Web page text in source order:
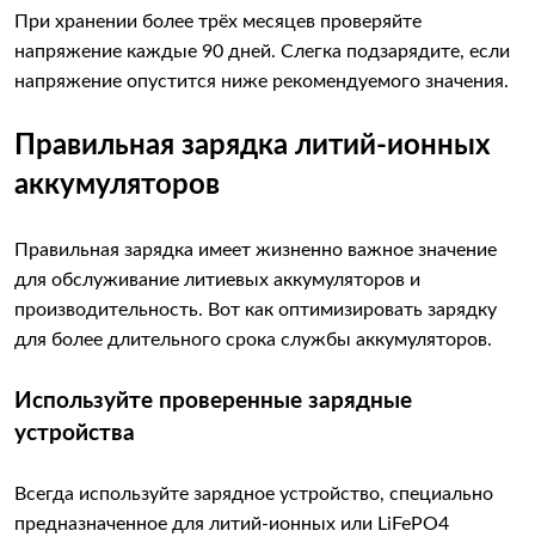
При хранении более трёх месяцев проверяйте
напряжение каждые 90 дней. Слегка подзарядите, если
напряжение опустится ниже рекомендуемого значения.
Правильная зарядка литий-ионных
аккумуляторов
Правильная зарядка имеет жизненно важное значение
для обслуживание литиевых аккумуляторов и
производительность. Вот как оптимизировать зарядку
для более длительного срока службы аккумуляторов.
Используйте проверенные зарядные
устройства
Всегда используйте зарядное устройство, специально
предназначенное для литий-ионных или LiFePO4